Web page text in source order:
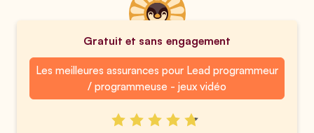
Gratuit et sans engagement
Les meilleures assurances pour Lead programmeur
/ programmeuse - jeux vidéo